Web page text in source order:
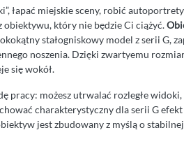
łapać miejskie sceny, robić
który nie będzie Ci ciążyć.
stałogniskowy model z serii G,
noszenia. Dzięki zwartyemu
się wokół.
pracy: możesz utrwalać rozległe
charakterystyczny dla serii G
jest zbudowany z myślą o